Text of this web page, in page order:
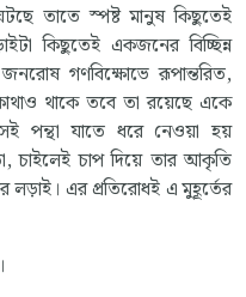
তাতে স্পষ্ট মানুষ কিছুতেই
কিছুতেই একজনের বিচ্ছিন্ন
গণবিক্ষোভে রূপান্তরিত,
থাকে তবে তা রয়েছে একে
পন্থা যাতে ধরে নেওয়া হয়
চাইলেই চাপ দিয়ে তার আকৃতি
লড়াই। এর প্রতিরোধই এ মুহূর্তের